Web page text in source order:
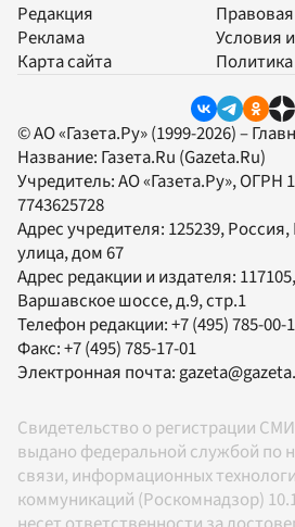
Редакция
Реклама
Карта сайта
Условия
© АО «Газета.Ру» (1999-2026) –
Название: Газета.Ru (Gazeta.Ru)
Учредитель:АО «Газета.Ру», ОГРН
7743625728
Адрес учредителя: 125239,
улица, дом 67
Адрес редакции и издателя: 117105
Варшавское шоссе, д.9, стр.1
Телефон редакции:+7 (495) 785-00-
Факс:+7 (495) 785-17-01
Электронная почта:
Свидетельство о регистрации
выдано федеральной службой по
связи, информационных
коммуникаций (Роскомнадзор)